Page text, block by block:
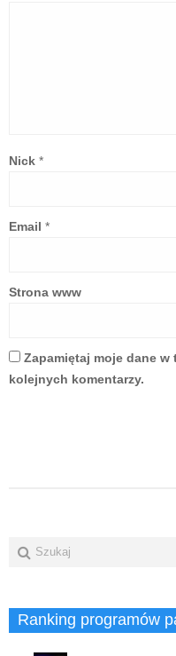
Nick *
Email *
Strona www
Zapamiętaj moje dane
kolejnych komentarzy.
Ranking programów